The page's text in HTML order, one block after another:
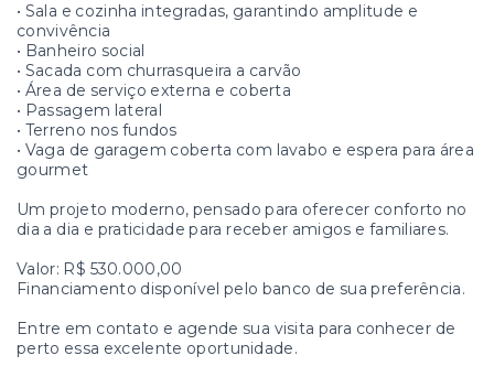
• Sala e cozinha integradas, garantindo amplitude e
convivência
• Banheiro social
• Sacada com churrasqueira a carvão
• Área de serviço externa e coberta
• Passagem lateral
• Terreno nos fundos
• Vaga de garagem coberta com lavabo e espera para área
gourmet
Um projeto moderno, pensado para oferecer conforto no
dia a dia e praticidade para receber amigos e familiares.
Valor: R$ 530.000,00
Financiamento disponível pelo banco de sua preferência.
Entre em contato e agende sua visita para conhecer de
perto essa excelente oportunidade.